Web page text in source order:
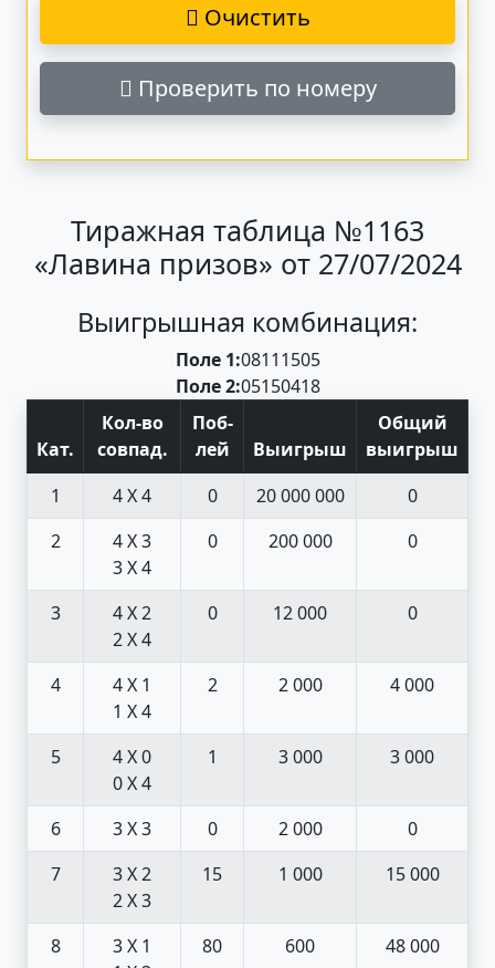
Очистить
Проверить по номеру
Тиражная таблица №1163
«Лавина призов» от 27/07/2024
Выигрышная комбинация:
Поле 1:08111505
Поле 2:05150418
Кат.
Кол-во
совпад.
Поб-
лей
Выигрыш
Общий
выигрыш
1
4 X 4 0 20 000 000
0
2
4 X 3
3 X 4
0 200 000 0
3
4 X 2
2 X 4
0 12 000 0
4
4 X 1
1 X 4
2 2 000 4 000
5
4 X 0
0 X 4
1 3 000 3 000
6 3 X 3 0 2 000
0
7
3 X 2
2 X 3
15 1 000 15 000
8
3 X 1
80 600 48 000